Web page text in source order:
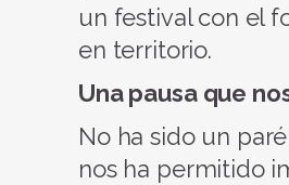
un festival con el
en territorio.
Una pausa que
No ha sido un
nos ha permitido